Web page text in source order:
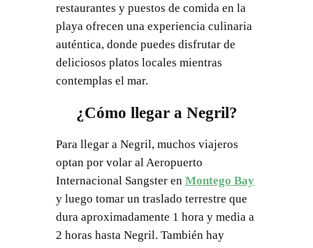
restaurantes y puestos de comida en la
playa ofrecen una experiencia culinaria
auténtica, donde puedes disfrutar de
deliciosos platos locales mientras
contemplas el mar.
¿Cómo llegar a Negril?
Para llegar a Negril, muchos viajeros
optan por volar al Aeropuerto
Internacional Sangster en Montego Bay
y luego tomar un traslado terrestre que
dura aproximadamente 1 hora y media a
2 horas hasta Negril. También hay